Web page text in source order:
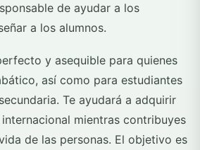
de ayudar a los
a los alumnos.
y asequible para quienes
así como para estudiantes
Te ayudará a adquirir
mientras contribuyes
de las personas. El objetivo es